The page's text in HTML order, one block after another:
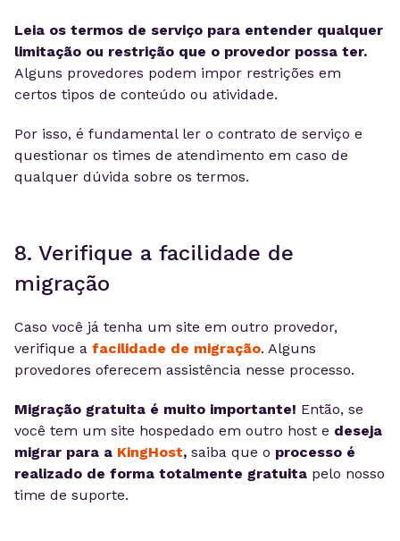
Leia os termos de serviço para entender qualquer
limitação ou restrição que o provedor possa ter.
Alguns provedores podem impor restrições em
certos tipos de conteúdo ou atividade.
Por isso, é fundamental ler o contrato de serviço e
questionar os times de atendimento em caso de
qualquer dúvida sobre os termos.
8. Verifique a facilidade de
migração
Caso você já tenha um site em outro provedor,
verifique a facilidade de migração. Alguns
provedores oferecem assistência nesse processo.
Migração gratuita é muito importante! Então, se
você tem um site hospedado em outro host e deseja
migrar para a KingHost, saiba que o processo é
realizado de forma totalmente gratuita pelo nosso
time de suporte.